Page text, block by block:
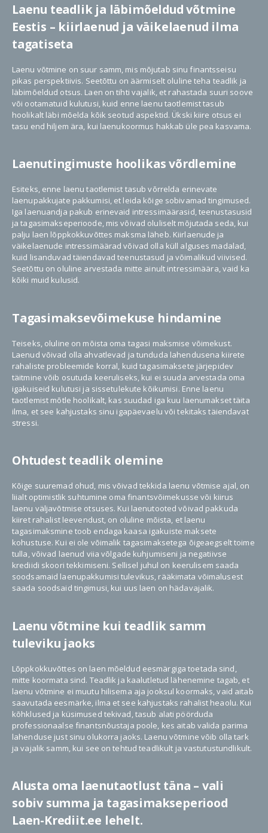
Laenu teadlik ja läbimõeldud võtmine
Eestis – kiirlaenud ja väikelaenud ilma
tagatiseta
Laenu võtmine on suur samm, mis mõjutab sinu finantsseisu
pikas perspektiivis. Seetõttu on äärmiselt oluline teha teadlik ja
läbimõeldud otsus. Laen on tihti vajalik, et rahastada suuri soove
või ootamatuid kulutusi, kuid enne laenu taotlemist tasub
hoolikalt läbi mõelda kõik seotud aspektid. Ükski kiire otsus ei
tasu end hiljem ära, kui laenukoormus hakkab üle pea kasvama.
Laenutingimuste hoolikas võrdlemine
Esiteks, enne laenu taotlemist tasub võrrelda erinevate
laenupakkujate pakkumisi, et leida kõige sobivamad tingimused.
Iga laenuandja pakub erinevaid intressimäärasid, teenustasusid
ja tagasimakseperioode, mis võivad oluliselt mõjutada seda, kui
palju laen lõppkokkuvõttes maksma läheb. Kiirlaenude ja
väikelaenude intressimäärad võivad olla küll alguses madalad,
kuid lisanduvad täiendavad teenustasud ja võimalikud viivised.
Seetõttu on oluline arvestada mitte ainult intressimäära, vaid ka
kõiki muid kulusid.
Tagasimaksevõimekuse hindamine
Teiseks, oluline on mõista oma tagasi maksmise võimekust.
Laenud võivad olla ahvatlevad ja tunduda lahendusena kiirete
rahaliste probleemide korral, kuid tagasimaksete järjepidev
täitmine võib osutuda keeruliseks, kui ei suuda arvestada oma
igakuiseid kulutusi ja sissetulekute kõikumisi. Enne laenu
taotlemist mõtle hoolikalt, kas suudad iga kuu laenumakset täita
ilma, et see kahjustaks sinu igapäevaelu või tekitaks täiendavat
stressi.
Ohtudest teadlik olemine
Kõige suuremad ohud, mis võivad tekkida laenu võtmise ajal, on
liialt optimistlik suhtumine oma finantsvõimekusse või kiirus
laenu väljavõtmise otsuses. Kui laenutooted võivad pakkuda
kiiret rahalist leevendust, on oluline mõista, et laenu
tagasimaksmine toob endaga kaasa igakuiste maksete
kohustuse. Kui ei ole võimalik tagasimaksetega õigeaegselt toime
tulla, võivad laenud viia võlgade kuhjumiseni ja negatiivse
krediidi skoori tekkimiseni. Sellisel juhul on keerulisem saada
soodsamaid laenupakkumisi tulevikus, rääkimata võimalusest
saada soodsaid tingimusi, kui uus laen on hädavajalik.
Laenu võtmine kui teadlik samm
tuleviku jaoks
Lõppkokkuvõttes on laen mõeldud eesmärgiga toetada sind,
mitte koormata sind. Teadlik ja kaalutletud lähenemine tagab, et
laenu võtmine ei muutu hilisema aja jooksul koormaks, vaid aitab
saavutada eesmärke, ilma et see kahjustaks rahalist heaolu. Kui
kõhklused ja küsimused tekivad, tasub alati pöörduda
professionaalse finantsnõustaja poole, kes aitab valida parima
lahenduse just sinu olukorra jaoks. Laenu võtmine võib olla tark
ja vajalik samm, kui see on tehtud teadlikult ja vastutustundlikult.
Alusta oma laenutaotlust täna – vali
sobiv summa ja tagasimakseperiood
Laen-Krediit.ee lehelt.